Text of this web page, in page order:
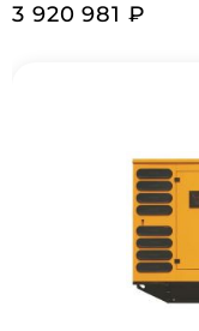
3 920 981 ₽